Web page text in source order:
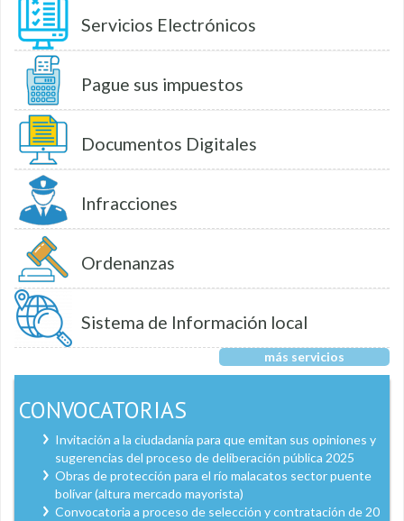
Servicios Electrónicos
Pague sus impuestos
Documentos Digitales
Infracciones
Ordenanzas
Sistema de Información local
más servicios
CONVOCATORIAS
Invitación a la ciudadanía para que emitan sus opiniones y
sugerencias del proceso de deliberación pública 2025
Obras de protección para el río malacatos sector puente
bolívar (altura mercado mayorista)
Convocatoria a proceso de selección y contratación de 20